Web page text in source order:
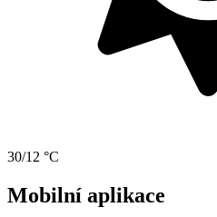
30/12 °C
Mobilní aplikace